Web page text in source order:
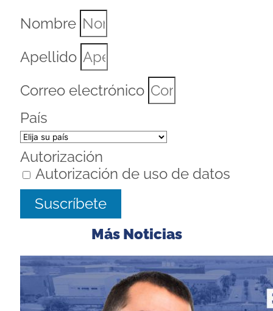
Nombre
Apellido
Correo electrónico
País
Autorización
Autorización de uso de datos
Suscríbete
Más Noticias